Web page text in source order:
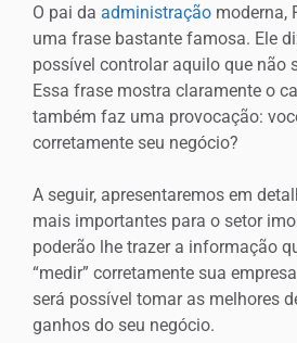
O pai da administração moderna,
uma frase bastante famosa. Ele
possível controlar aquilo que não
Essa frase mostra claramente o
também faz uma provocação:
corretamente seu negócio?
A seguir, apresentaremos em
mais importantes para o setor
poderão lhe trazer a informação
“medir” corretamente sua
será possível tomar as melhores
ganhos do seu negócio.